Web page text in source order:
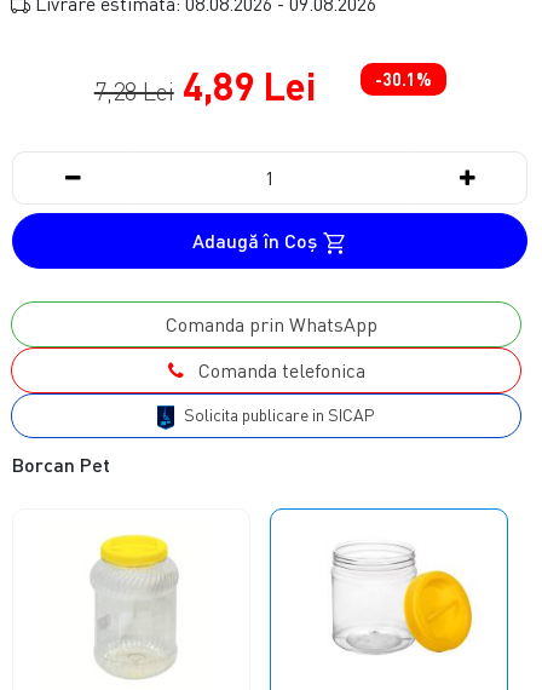
7,28 Lei 4,89 Lei -30.1%
Adaugă în Coş
Comanda prin WhatsApp
Comanda telefonica
Solicita publicare in SICAP
Borcan Pet